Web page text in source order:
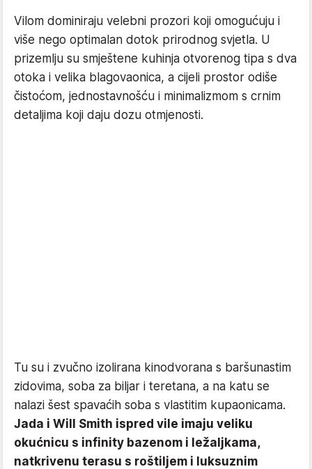
Vilom dominiraju velebni prozori koji omogućuju i
više nego optimalan dotok prirodnog svjetla. U
prizemlju su smještene kuhinja otvorenog tipa s dva
otoka i velika blagovaonica, a cijeli prostor odiše
čistoćom, jednostavnošću i minimalizmom s crnim
detaljima koji daju dozu otmjenosti.
Tu su i zvučno izolirana kinodvorana s baršunastim
zidovima, soba za biljar i teretana, a na katu se
nalazi šest spavaćih soba s vlastitim kupaonicama.
Jada i Will Smith ispred vile imaju veliku
okućnicu s infinity bazenom i ležaljkama,
natkrivenu terasu s roštiljem i luksuznim